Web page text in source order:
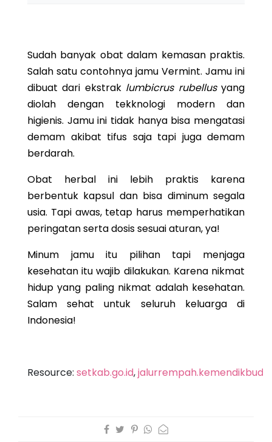
Sudah banyak obat dalam kemasan praktis.
Salah satu contohnya jamu Vermint. Jamu ini
dibuat dari ekstrak lumbicrus rubellusyang
diolah dengan tekknologi modern dan
higienis. Jamu ini tidak hanya bisa mengatasi
demam akibat tifus saja tapi juga demam
berdarah.
Obat herbal ini lebih praktis karena
berbentuk kapsul dan bisa diminum segala
usia. Tapi awas, tetap harus memperhatikan
peringatan serta dosis sesuai aturan, ya!
Minum jamu itu pilihan tapi menjaga
kesehatan itu wajib dilakukan. Karena nikmat
hidup yang paling nikmat adalah kesehatan.
Salam sehat untuk seluruh keluarga di
Indonesia!
Resource: setkab.go.id,